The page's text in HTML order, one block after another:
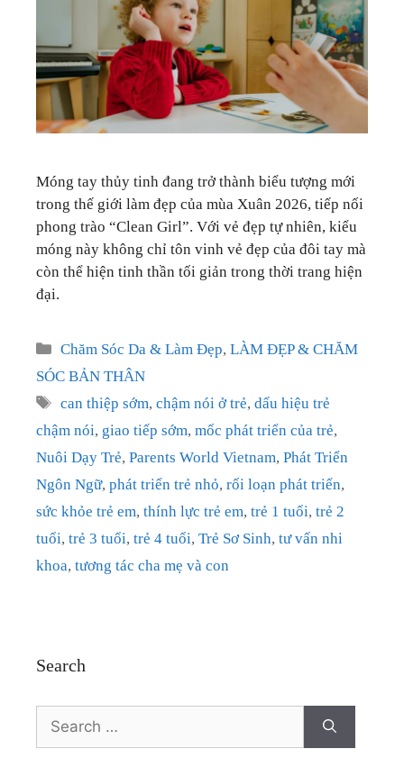
KỲ NGHỈ & ĐIỂM ĐẾN
QUÀ TẶNG & SỰ KIỆN
Móng tay thủy tinh đang trở thành biểu tượng mới
trong thế giới làm đẹp của mùa Xuân 2026, tiếp nối
phong trào “Clean Girl”. Với vẻ đẹp tự nhiên, kiểu
móng này không chỉ tôn vinh vẻ đẹp của đôi tay mà
còn thể hiện tinh thần tối giản trong thời trang hiện
đại.
Categories
Chăm Sóc Da & Làm Đẹp,LÀM ĐẸP & CHĂM
SÓC BẢN THÂN
Tags
can thiệp sớm,chậm nói ở trẻ,dấu hiệu trẻ
chậm nói, giao tiếp sớm, mốc phát triển của trẻ,
Nuôi Dạy Trẻ, Parents World Vietnam, Phát Triển
Ngôn Ngữ, phát triển trẻ nhỏ, rối loạn phát triển,
sức khỏe trẻ em, thính lực trẻ em, trẻ 1 tuổi, trẻ 2
tuổi, trẻ 3 tuổi, trẻ 4 tuổi, Trẻ Sơ Sinh, tư vấn nhi
khoa, tương tác cha mẹ và con
Search
Search
for: